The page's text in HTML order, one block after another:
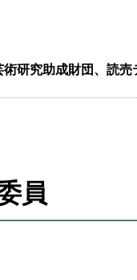
研究助成財団、読売
員